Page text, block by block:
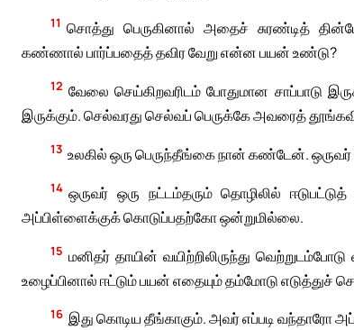
11 சொத்து பெருகினால் அதைச் சுரண்டித்
கண்ணால் பார்ப்பதைத் தவிர வேறு என்ன பயன் உண்டு?
12 வேலை செய்கிறவரிடம் போதுமான சாப்பாடு
இருக்கும். செல்வரது செல்வப் பெருக்கே அவரைத்
13 உலகில் ஒரு பெருந்தீங்கை நான் கண்டேன்.
14 ஒருவர் ஒரு நட்டம்தரும் தொழிலில்
அப்பிள்ளைக்குக் கொடுப்பதற்கோ ஒன்றுமில்லை.
15 மனிதர் தாயின் வயிற்றிலிருந்து
உழைப்பினால் ஈட்டும் பயன் எதையும் தம்மோடு எடுத்துச்
16 இது கொடிய தீங்காகும். அவர் எப்படி வந்தாரோ